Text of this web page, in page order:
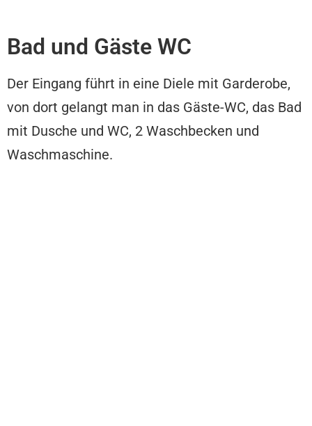
Bad und Gäste WC
Der Eingang führt in eine Diele mit Garderobe,
von dort gelangt man in das Gäste-WC, das Bad
mit Dusche und WC, 2 Waschbecken und
Waschmaschine.